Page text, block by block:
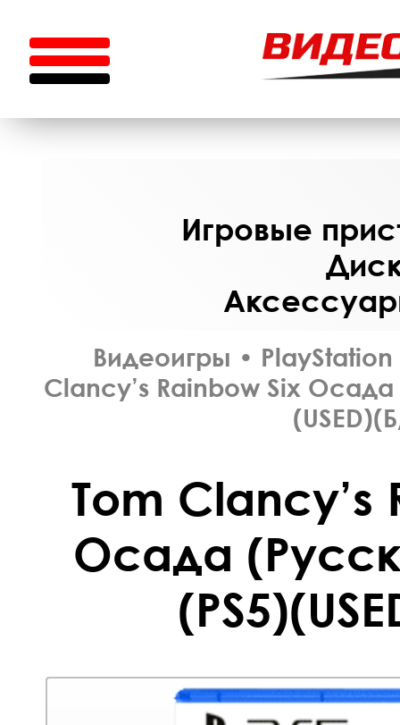
Игровые
Видеоигры • PlayStation
Clancy’s Rainbow Six
Tom Clancy’s
Осада